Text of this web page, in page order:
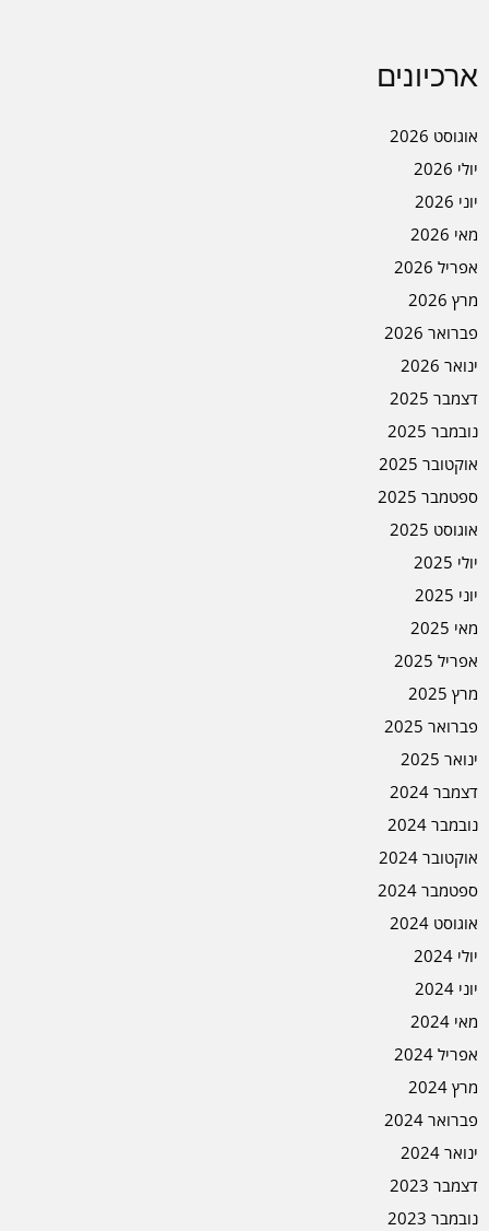
ארכיונים
אוגוסט 2026
יולי 2026
יוני 2026
מאי 2026
אפריל 2026
מרץ 2026
פברואר 2026
ינואר 2026
דצמבר 2025
נובמבר 2025
אוקטובר 2025
ספטמבר 2025
אוגוסט 2025
יולי 2025
יוני 2025
מאי 2025
אפריל 2025
מרץ 2025
פברואר 2025
ינואר 2025
דצמבר 2024
נובמבר 2024
אוקטובר 2024
ספטמבר 2024
אוגוסט 2024
יולי 2024
יוני 2024
מאי 2024
אפריל 2024
מרץ 2024
פברואר 2024
ינואר 2024
דצמבר 2023
נובמבר 2023